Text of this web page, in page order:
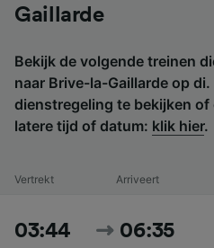
Gaillarde
Bekijk de volgende treinen
naar Brive-la-Gaillarde op
dienstregeling te bekijken of
latere tijd of datum: klik hier.
Vertrekt Arriveert
03:44 06:35